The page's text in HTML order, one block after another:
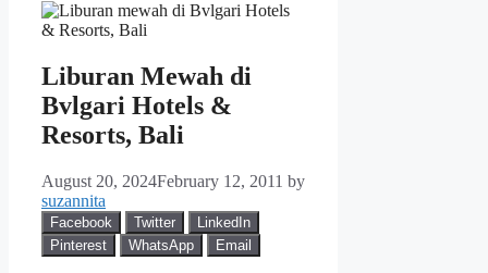
Liburan Mewah di
Bvlgari Hotels &
Resorts, Bali
August 20, 2024February 12, 2011 by
suzannita
Facebook Twitter
LinkedIn
Pinterest
WhatsApp Email